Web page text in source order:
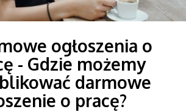
ogłoszenia o
- Gdzie możemy
darmowe
o pracę?